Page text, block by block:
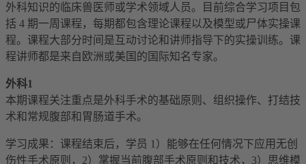
外科知识的临床兽医师或学术领域人员。目前综合学习项目包
括 4 期一周课程，每期都包含理论课程以及模型或尸体实操课
程。课程大部分时间是互动讨论和讲师指导下的实操训练。课
程讲师都是来自欧洲或美国的国际知名专家。
外科1
本期课程关注重点是外科手术的基础原则、组织操作、打结技
术和常规腹部和胃肠道手术。
学习成果：课程结束后，学员 1）能够在任何情况下应用无创
伤性手术原则，2）掌握当前腹部手术原则和技术，3）思维模